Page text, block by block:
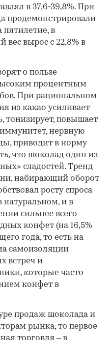
в 37,6-39,8%. При
продемонстрировали
в
вес вырос с 22,8% в
о пользе
процентным
При рациональном
из какао усиливает
тонизирует, повышает
нервную
приводит в норму
что шоколад один из
сладостей. Тренд
набирающий оборот
росту спроса
натуральном, и в
сильнее всего
конфет (на 16,5%
года, то есть на
самоизоляции
встреч и
которые часто
конфет в
продаж шоколада и
рынка, то первое
торговля – в